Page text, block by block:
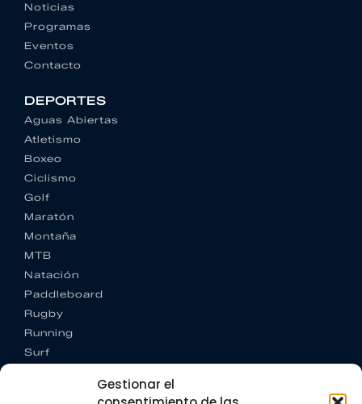
Gestionar el
Noticias
Programas
Eventos
Contacto
DEPORTES
Aguas Abiertas
Atletismo
Boxeo
Ciclismo
Golf
Maratón
Montaña
MTB
Natación
Paddleboard
Rugby
Running
Surf